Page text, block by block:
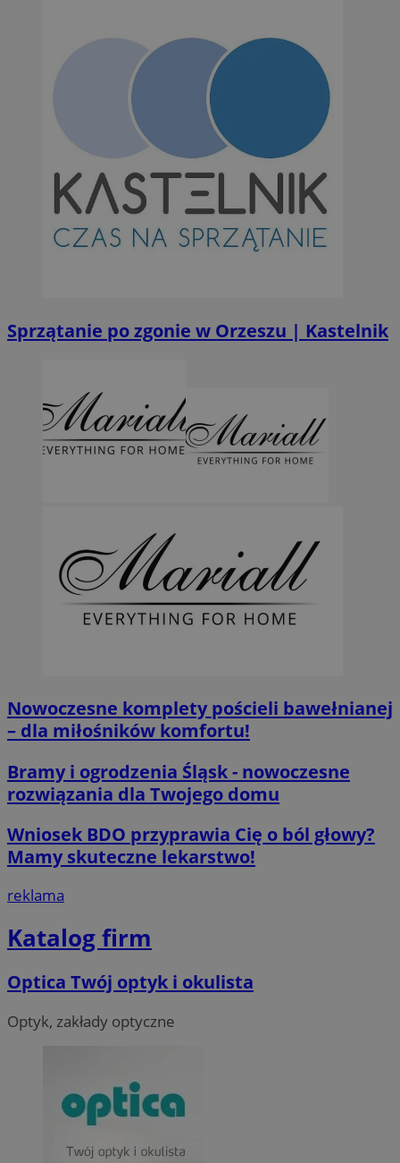
Sprzątanie po zgonie w Orzeszu | Kastelnik
Nowoczesne komplety pościeli bawełnianej
– dla miłośników komfortu!
Bramy i ogrodzenia Śląsk - nowoczesne
rozwiązania dla Twojego domu
Wniosek BDO przyprawia Cię o ból głowy?
Mamy skuteczne lekarstwo!
reklama
Katalog firm
Optica Twój optyk i okulista
Optyk, zakłady optyczne